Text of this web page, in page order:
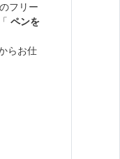
フリー
ペンを
らお仕